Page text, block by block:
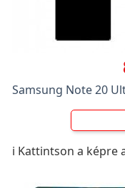
Samsung Note 20
ℹ️ Kattintson a képre